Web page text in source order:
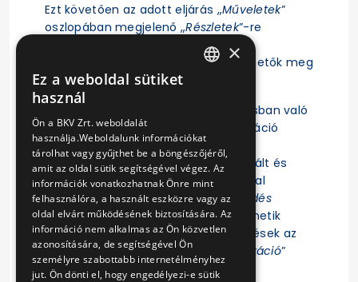
Ezt követően az adott eljárás „Műveletek”
oszlopában megjelenő „Részletek”-re
kattintás után érhető el az eljárás
ajánlattételi felhívása, illetve tekinthetők meg
az eljárásra vonatkozó főbb adatok.
Felhívjuk a figyelmet, hogy az eljárásban való
részvételhez az EKR-be való regisztráció
szükséges! Az eljárás további
dokumentumait az EKR-ben regisztrált és
ajánlat összeállítására jogosultsággal
rendelkező Felhasználók az „Érdeklődés
jelzése” funkció indítása után tekinthetik
meg. Az eljárással kapcsolatos kérdések az
EKR-ben erre létrehozott „
Kommunikáció”
felületen tehetők fel.
×
Ez a weboldal sütiket
használ
Ön a BKV Zrt. weboldalát
használja.Weboldalunk információkat
tárolhat vagy gyűjthet be a böngészőjéről,
amit az oldal sütik segítségével végez. Az
információk vonatkozhatnak Önre mint
felhasználóra, a használt eszközre vagy az
oldal elvárt működésének biztosítására. Az
információ nem alkalmas az Ön közvetlen
azonosítására, de segítségével Ön
személyre szabottabb internetélményhez
jut. Ön dönti el, hogy engedélyezi-e sütik